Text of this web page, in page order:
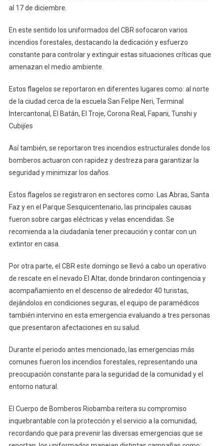
al 17 de diciembre.
En este sentido los uniformados del CBR sofocaron varios
incendios forestales, destacando la dedicación y esfuerzo
constante para controlar y extinguir estas situaciones críticas que
amenazan el medio ambiente.
Estos flagelos se reportaron en diferentes lugares como: al norte
de la ciudad cerca de la escuela San Felipe Neri, Terminal
Intercantonal, El Batán, El Troje, Corona Real, Fapani, Tunshi y
Cubijíes
Así también, se reportaron tres incendios estructurales donde los
bomberos actuaron con rapidez y destreza para garantizar la
seguridad y minimizar los daños.
Estos flagelos se registraron en sectores como: Las Abras, Santa
Faz y en el Parque Sesquicentenario, las principales causas
fueron sobre cargas eléctricas y velas encendidas. Se
recomienda a la ciudadanía tener precaución y contar con un
extintor en casa.
Por otra parte, el CBR este domingo se llevó a cabo un operativo
de rescate en el nevado El Altar, donde brindaron contingencia y
acompañamiento en el descenso de alrededor 40 turistas,
dejándolos en condiciones seguras, el equipo de paramédicos
también intervino en esta emergencia evaluando a tres personas
que presentaron afectaciones en su salud.
Durante el periodo antes mencionado, las emergencias más
comunes fueron los incendios forestales, representando una
preocupación constante para la seguridad de la comunidad y el
entorno natural.
El Cuerpo de Bomberos Riobamba reitera su compromiso
inquebrantable con la protección y el servicio a la comunidad,
recordando que para prevenir las diversas emergencias que se